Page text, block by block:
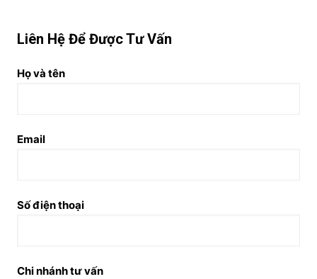
Liên Hệ Để Được Tư Vấn
Họ và tên
Email
Số điện thoại
Chi nhánh tư vấn